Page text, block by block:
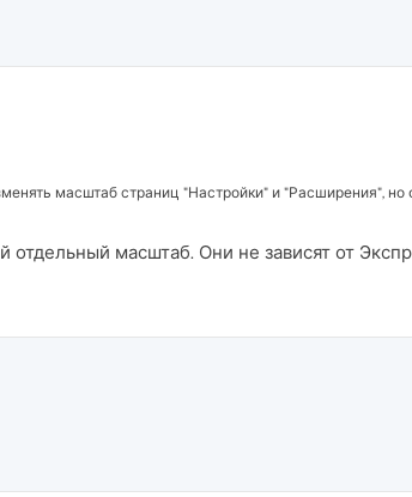
масштаб страниц "Настройки" и "Расширения",
отдельный масштаб. Они не зависят от